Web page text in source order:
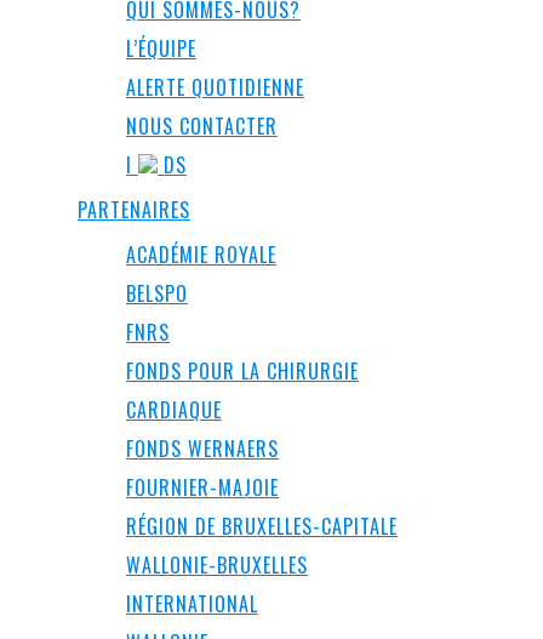
QUI SOMMES-NOUS?
L’ÉQUIPE
ALERTE QUOTIDIENNE
NOUS CONTACTER
I
DS
PARTENAIRES
ACADÉMIE ROYALE
BELSPO
FNRS
FONDS POUR LA CHIRURGIE
CARDIAQUE
FONDS WERNAERS
FOURNIER-MAJOIE
RÉGION DE BRUXELLES-CAPITALE
WALLONIE-BRUXELLES
INTERNATIONAL